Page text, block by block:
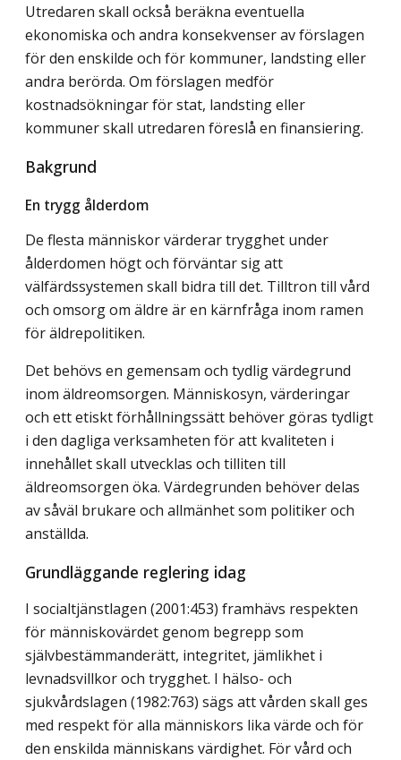
Utredaren skall också beräkna eventuella
ekonomiska och andra konsekvenser av förslagen
för den enskilde och för kommuner, landsting eller
andra berörda. Om förslagen medför
kostnadsökningar för stat, landsting eller
kommuner skall utredaren föreslå en finansiering.
Bakgrund
En trygg ålderdom
De flesta människor värderar trygghet under
ålderdomen högt och förväntar sig att
välfärdssystemen skall bidra till det. Tilltron till vård
och omsorg om äldre är en kärnfråga inom ramen
för äldrepolitiken.
Det behövs en gemensam och tydlig värdegrund
inom äldreomsorgen. Människosyn, värderingar
och ett etiskt förhållningssätt behöver göras tydligt
i den dagliga verksamheten för att kvaliteten i
innehållet skall utvecklas och tilliten till
äldreomsorgen öka. Värdegrunden behöver delas
av såväl brukare och allmänhet som politiker och
anställda.
Grundläggande reglering idag
I socialtjänstlagen (2001:453) framhävs respekten
för människovärdet genom begrepp som
självbestämmanderätt, integritet, jämlikhet i
levnadsvillkor och trygghet. I hälso- och
sjukvårdslagen (1982:763) sägs att vården skall ges
med respekt för alla människors lika värde och för
den enskilda människans värdighet. För vård och